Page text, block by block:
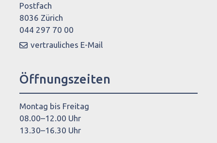
Postfach
8036 Zürich
044 297 70 00
vertrauliches E-Mail
Öffnungszeiten
Montag bis Freitag
08.00–12.00 Uhr
13.30–16.30 Uhr